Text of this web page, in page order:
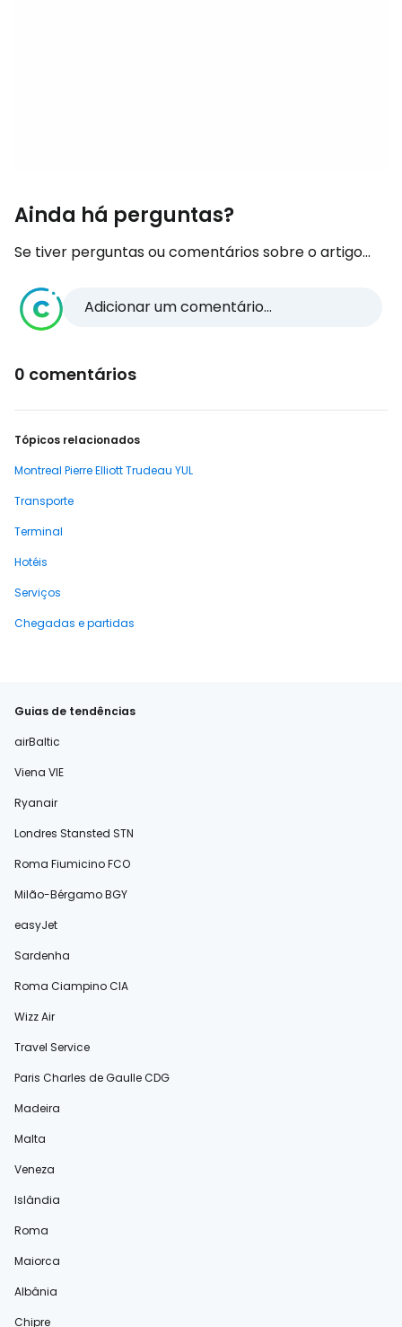
Ainda há perguntas?
Se tiver perguntas ou comentários sobre o artigo...
Adicionar um comentário...
0 comentários
Tópicos relacionados
Montreal Pierre Elliott Trudeau YUL
Transporte
Terminal
Hotéis
Serviços
Chegadas e partidas
Guias de tendências
airBaltic
Viena VIE
Ryanair
Londres Stansted STN
Roma Fiumicino FCO
Milão-Bérgamo BGY
easyJet
Sardenha
Roma Ciampino CIA
Wizz Air
Travel Service
Paris Charles de Gaulle CDG
Madeira
Malta
Veneza
Islândia
Roma
Maiorca
Albânia
Chipre